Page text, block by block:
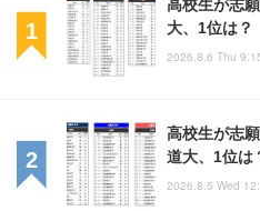
高校生が志
大、1位は？
2026.8.6 Thu
高校生が志
道大、1位は
2026.8.5 Wed